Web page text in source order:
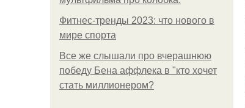
Фитнес-тренды 2023: что нового в
мире спорта
Все же слышали про вчерашнюю
победу Бена аффлека в "кто хочет
стать миллионером?